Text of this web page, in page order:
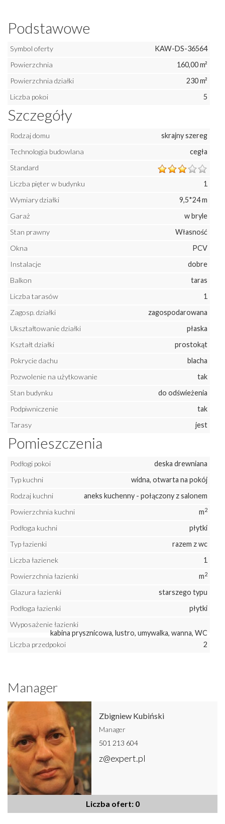
Podstawowe
Symbol oferty
KAW-DS-36564
Powierzchnia
160,00 m²
Powierzchnia działki
230 m²
Liczba pokoi
5
Szczegóły
Rodzaj domu
skrajny szereg
Technologia budowlana
cegła
Standard
Liczba pięter w budynku
1
Wymiary działki
9,5*24 m
Garaż
w bryle
Stan prawny
Własność
Okna
PCV
Instalacje
dobre
Balkon
taras
Liczba tarasów
1
Zagosp. działki
zagospodarowana
Ukształtowanie działki
płaska
Kształt działki
prostokąt
Pokrycie dachu
blacha
Pozwolenie na użytkowanie
tak
Stan budynku
do odświeżenia
Podpiwniczenie
tak
Tarasy
jest
Pomieszczenia
Podłogi pokoi
deska drewniana
Typ kuchni
widna, otwarta na pokój
Rodzaj kuchni
aneks kuchenny - połączony z salonem
Powierzchnia kuchni
m2
Podłoga kuchni
płytki
Typ łazienki
razem z wc
Liczba łazienek
1
Powierzchnia łazienki
m2
Glazura łazienki
starszego typu
Podłoga łazienki
płytki
Wyposażenie łazienki
kabina prysznicowa, lustro, umywalka, wanna, WC
Liczba przedpokoi
2
Manager
Zbigniew Kubiński
Manager
501 213 604
z@expert.pl
Liczba ofert: 0